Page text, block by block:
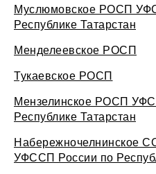
Муслюмовское РОСП
Республике Татарстан
Менделеевское РОСП
Тукаевское РОСП
Мензелинское РОСП
Республике Татарстан
Набережночелнинское
УФССП России по